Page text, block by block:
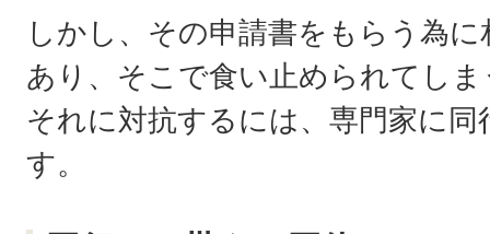
しかし、その申請書をもらう為
あり、そこで食い止められてし
それに対抗するには、専門家に
す。